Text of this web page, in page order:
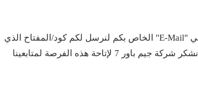
نتمني ان تقوموا مشكورين بالتعليق بأسفل بعنوان بريدكم الإلكتروني "E-Mail" الخاص بكم لنرسل لكم كود/المفتاح الذي
سيتيح التسجيل بالبيتا المغلقة للعبة لإختبارها و اعطاء رأيكم بها و نشكر شركة جيم باور 7 لإتاحة هذه الفرصة لمتابعينا